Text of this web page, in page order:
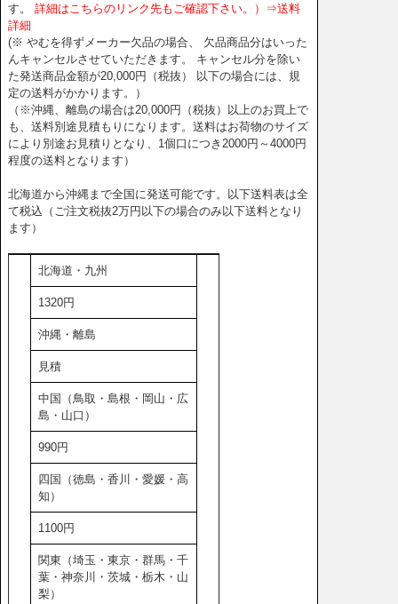
す。
詳細はこちらのリンク先もご確認下さい。）⇒送料
詳細
(※ やむを得ずメーカー欠品の場合、 欠品商品分はいった
んキャンセルさせていただきます。 キャンセル分を除い
た発送商品金額が20,000円（税抜） 以下の場合には、規
定の送料がかかります。）
（※沖縄、離島の場合は20,000円（税抜）以上のお買上で
も、送料別途見積もりになります。送料はお荷物のサイズ
により別途お見積りとなり、1個口につき2000円～4000円
程度の送料となります）
北海道から沖縄まで全国に発送可能です。以下送料表は全
て税込（ご注文税抜2万円以下の場合のみ以下送料となり
ます）
北海道・九州
1320円
沖縄・離島
見積
中国（鳥取・島根・岡山・広
島・山口）
990円
四国（徳島・香川・愛媛・高
知）
1100円
関東（埼玉・東京・群馬・千
葉・神奈川・茨城・栃木・山
梨）